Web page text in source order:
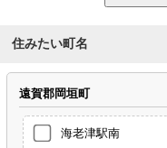
住みたい町名
遠賀郡岡垣町
海老津駅南